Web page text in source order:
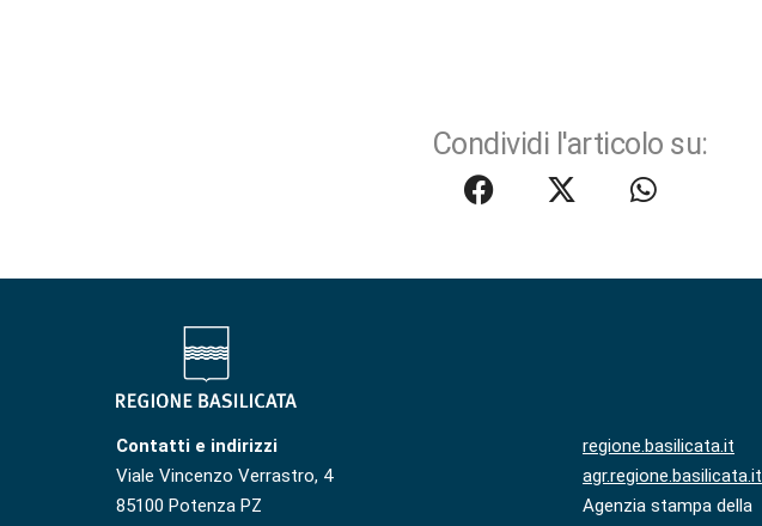
Condividi l'articolo su:
Contatti e indirizzi
Viale Vincenzo Verrastro, 4
85100 Potenza PZ
regione.basilicata.it
agr.regione.basilicata.it
Agenzia stampa della